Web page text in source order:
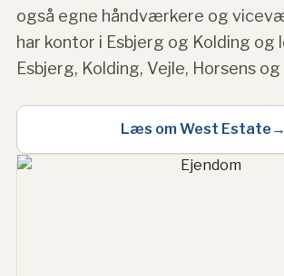
også egne håndværkere og
har kontor i Esbjerg og Kolding og
Esbjerg, Kolding, Vejle, Horsens
Læs om West Estate →